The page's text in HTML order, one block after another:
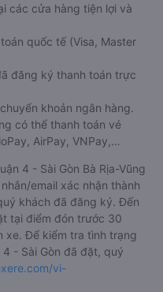
các cửa hàng tiện lợi và
quốc tế (Visa, Master
đăng ký thanh toán trực
khoản ngân hàng.
có thể thanh toán vé
AirPay, VNPay,…
4 - Sài Gòn Bà Rịa-Vũng
email xác nhận thành
khách đã đăng ký. Đến
tại điểm đón trước 30
xe. Để kiểm tra tình trạng
- Sài Gòn đã đặt, quý
vi-